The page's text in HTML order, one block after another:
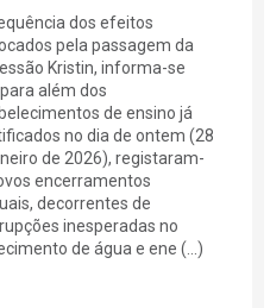
dos efeitos
pela passagem da
Kristin, informa-se
além dos
de ensino já
no dia de ontem (28
de 2026), registaram-
encerramentos
decorrentes de
inesperadas no
de água e ene (...)